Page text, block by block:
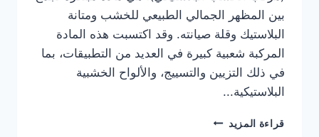
بين المظهر الجمالي الطبيعي للخشب ومتانة
البلاستيك وقلة صيانته. وقد اكتسبت هذه المادة
المركبة شعبية كبيرة في العديد من التطبيقات، بما
في ذلك التزيين والتسييج، والألواح الخشبية
البلاستيكية...
قراءة المزيد ما